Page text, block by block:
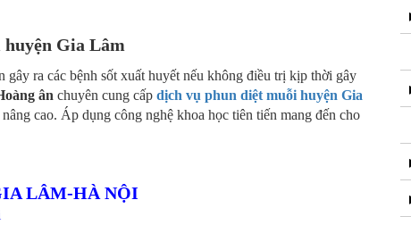
Gia Lâm
ra các bệnh sốt xuất huyết nếu không điều trị kịp thời gây
ân chuyên cung cấp dịch vụ phun diệt muỗi huyện Gia
cao. Áp dụng công nghệ khoa học tiên tiến mang đến cho
LÂM-HÀ NỘI